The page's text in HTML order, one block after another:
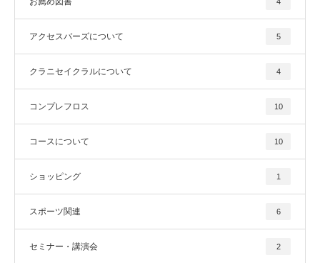
アクセスバーズについて 5
クラニセイクラルについて 4
コンプレフロス 10
コースについて 10
ショッピング 1
スポーツ関連 6
セミナー・講演会 2